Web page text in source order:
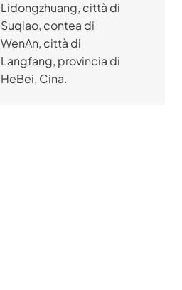
comfort a lungo
termine.
per case, hotel e
progetti fai-da-te.
Scegliete YuanTuo
Wood per una
soluzione di riposo
Lidongzhuang, città di
Suqiao, contea di
WenAn, città di
Langfang, provincia di
HeBei, Cina.